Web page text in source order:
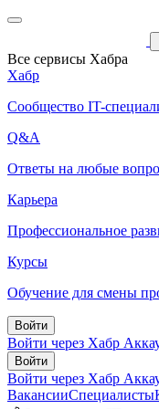
Все сервисы Хабра
Хабр
Сообщество IT-
Q&A
Ответы на любые
Карьера
Профессиональное
Курсы
Обучение для смены
Войти
Войти через Хабр
Войти
Войти через Хабр
ВакансииСпециалисты